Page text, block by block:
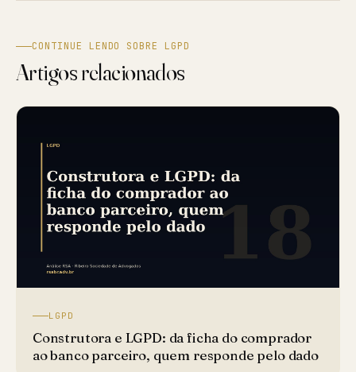
CONTINUE LENDO SOBRE LGPD
Artigos relacionados
LGPD
Construtora e LGPD: da ficha do comprador
ao banco parceiro, quem responde pelo dado